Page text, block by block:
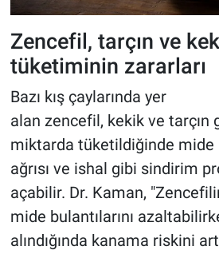
Zencefil, tarçın ve
tüketiminin zararları
Bazı kış çaylarında yer
alan zencefil, kekik ve tarçın
miktarda tüketildiğinde mide
ağrısı ve ishal gibi sindirim
açabilir. Dr. Kaman,
mide bulantılarını
alındığında kanama riskini